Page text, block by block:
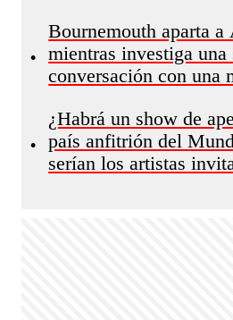
•
Bournemouth aparta a
mientras investiga una
conversación con una
•
¿Habrá un show de
país anfitrión del
serían los artistas